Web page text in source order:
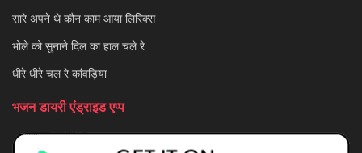
सारे अपने थे कौन काम आया लिरिक्स
भोले को सुनाने दिल का हाल चले रे
धीरे धीरे चल रे कांवड़िया
भजन डायरी एंड्राइड एप्प